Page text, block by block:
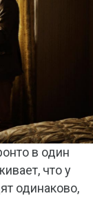
в один
что у
одинаково,